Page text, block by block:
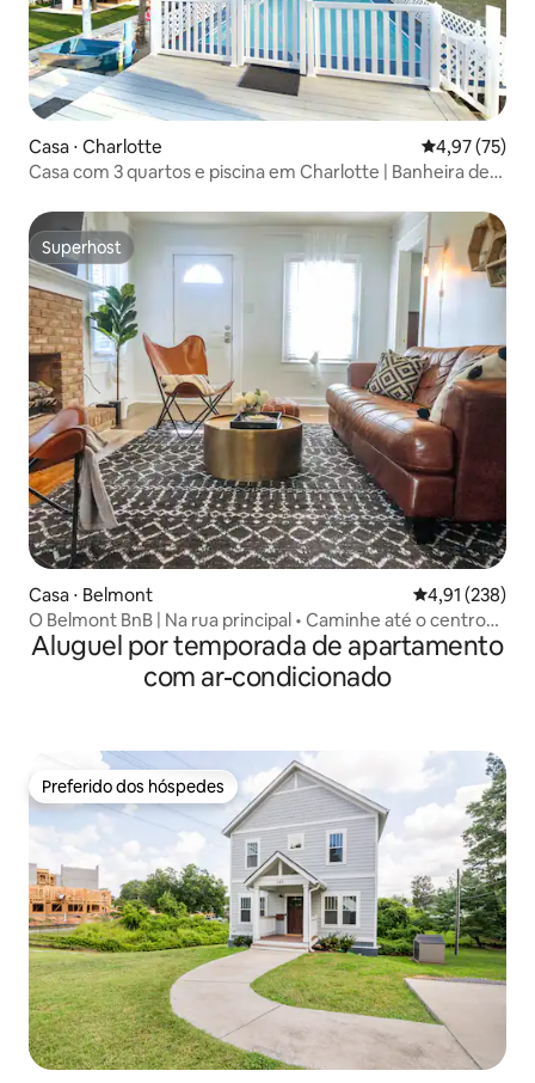
Casa ⋅ Charlotte 4,97 de uma
4,97 (75)
Casa com 3 quartos e piscina em Charlotte | Banheira de
Superhost
Superhost
Casa ⋅ Belmont 4,91 de uma
4,91 (238)
O Belmont BnB | Na rua principal • Caminhe até o centro
da cidade
Aluguel por temporada de apartamento
com ar-condicionado
Preferido dos hóspedes
Preferido dos hóspedes